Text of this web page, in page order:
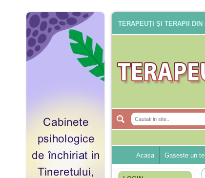
TERAPEUȚI ȘI TERAPII DIN
Acasa Gaseste un